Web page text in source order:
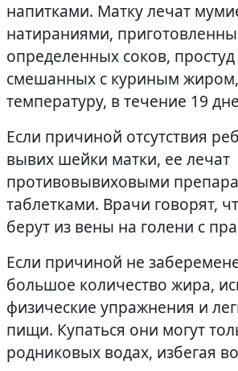
напитками. Матку лечат
натираниями,
определенных соков,
смешанных с куриным
температуру, в течение 19
Если причиной отсутствия
вывих шейки матки, ее лечат
противовывиховыми
таблетками. Врачи говорят,
берут из вены на голени с
Если причиной не
большое количество жира,
физические упражнения и
пищи. Купаться они могут
родниковых водах, избегая